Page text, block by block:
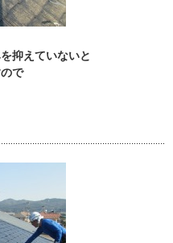
抑えていないと
で